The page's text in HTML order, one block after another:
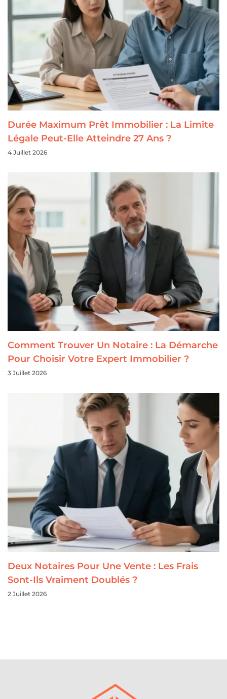
Durée Maximum Prêt Immobilier : La Limite
Légale Peut-Elle Atteindre 27 Ans ?
4 Juillet 2026
Comment Trouver Un Notaire : La Démarche
Pour Choisir Votre Expert Immobilier ?
3 Juillet 2026
Deux Notaires Pour Une Vente : Les Frais
Sont-Ils Vraiment Doublés ?
2 Juillet 2026